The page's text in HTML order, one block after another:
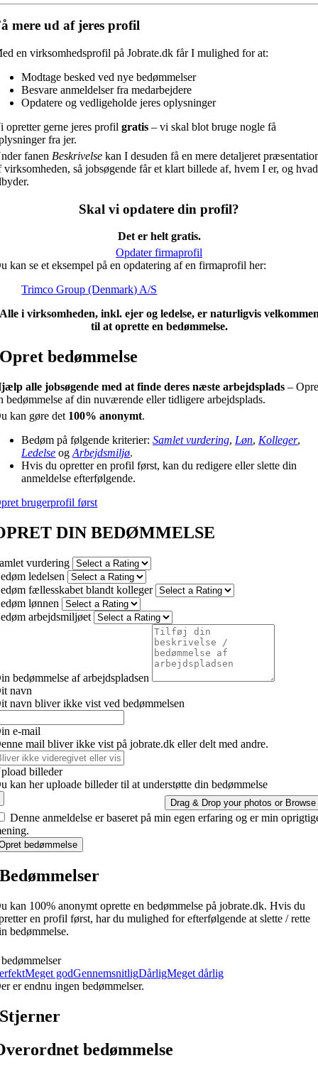
mere ud af jeres profil
en virksomhedsprofil på Jobrate.dk får I mulighed for at:
Modtage besked ved nye bedømmelser
Besvare anmeldelser fra medarbejdere
Opdatere og vedligeholde jeres oplysninger
opretter gerne jeres profilgratis – vi skal blot bruge nogle få
fra jer.
fanen Beskrivelse kan I desuden få en mere detaljeret
virksomheden, så jobsøgende får et klart billede af, hvem I er, og
Skal vi opdatere din profil?
Det er helt gratis.
Opdater firmaprofil
kan se et eksempel på en opdatering af en firmaprofil her:
Trimco Group (Denmark) A/S
i virksomheden, inkl. ejer og ledelse, er naturligvis
til at oprette en bedømmelse.
Opret bedømmelse
alle jobsøgende med at finde deres næste arbejdsplads –
bedømmelse af din nuværende eller tidligere arbejdsplads.
kan gøre det 100% anonymt.
Bedøm på følgende kriterier:Samlet vurdering, Løn, Kolleger,
Ledelse ogArbejdsmiljø.
Hvis du opretter en profil først, kan du redigere eller slette din
anmeldelse efterfølgende.
brugerprofil først
DIN BEDØMMELSE
vurdering
ledelsen
fællesskabet blandt kolleger
lønnen
arbejdsmiljøet
bedømmelse af arbejdspladsen
navn
navn bliver ikke vist ved bedømmelsen
e-mail
mail bliver ikke vist på jobrate.dk eller delt med andre.
billeder
kan her uploade billeder til at understøtte din bedømmelse
Drag & Drop your photos or Browse
Denne anmeldelse er baseret på min egen erfaring og er min
bedømmelse
Bedømmelser
kan 100% anonymt oprette en bedømmelse på jobrate.dk. Hvis du
en profil først, har du mulighed for efterfølgende at slette / rette
bedømmelse.
Meget godGennemsnitligDårligMeget dårlig
er endnu ingen bedømmelser.
Stjerner
bedømmelse